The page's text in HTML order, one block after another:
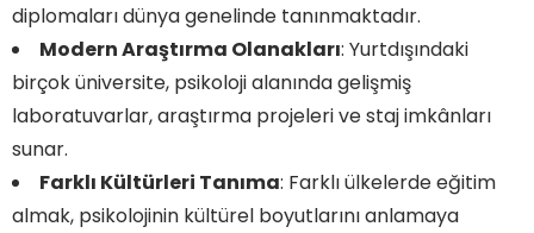
diplomaları dünya genelinde tanınmaktadır.
Modern Araştırma Olanakları: Yurtdışındaki
birçok üniversite, psikoloji alanında gelişmiş
laboratuvarlar, araştırma projeleri ve staj imkânları
sunar.
Farklı Kültürleri Tanıma: Farklı ülkelerde eğitim
almak, psikolojinin kültürel boyutlarını anlamaya